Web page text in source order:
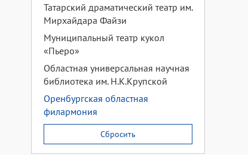
Татарский драматический театр им.
Мирхайдара Файзи
Муниципальный театр кукол
«Пьеро»
Областная универсальная научная
библиотека им. Н.К.Крупской
Оренбургская областная
филармония
Сбросить